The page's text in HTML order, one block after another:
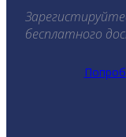
бесплатного